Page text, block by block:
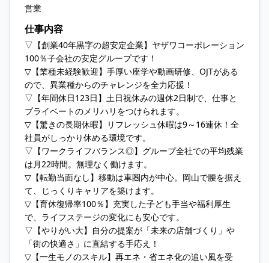
営業
仕事内容
▽【創業40年黒字の超安定企業】ヤザワコーポレーション
100％子会社の安定グループです！
▽【業種未経験歓迎】手厚い座学や動画研修、OJTがある
ので、異業種からのチャレンジを全力応援！
▽【年間休日123日】土日祝休みの週休2日制で、仕事と
プライベートのメリハリをつけられます。
▽【驚きの長期休暇】リフレッシュ休暇は9～16連休！全
社員がしっかり休める環境です。
▽【ワークライフバランス◎】グループ全社での平均残業
は月22時間。無理なく働けます。
▽【転勤当面なし】移動は車圏内が中心。岡山で腰を据え
て、じっくりキャリアを築けます。
▽【育休復帰率100％】充実した子ども手当や福利厚生
で、ライフステージの変化にも安心です。
▽【やりがい大】自分の提案が「未来の店舗づくり」や
「街の快適さ」に直結する手応え！
▽【一生モノのスキル】再エネ・省エネ化の追い風を受